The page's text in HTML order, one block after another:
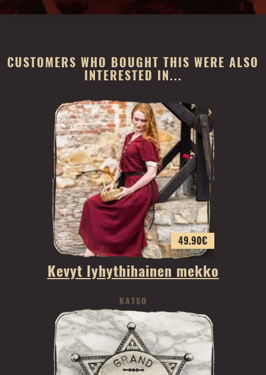
CUSTOMERS WHO BOUGHT THIS WERE ALSO
INTERESTED IN...
49.90€
Kevyt lyhythihainen mekko
KATSO